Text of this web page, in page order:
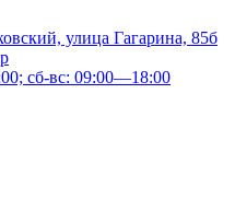
улица Гагарина, 85б
сб-вс: 09:00—18:00